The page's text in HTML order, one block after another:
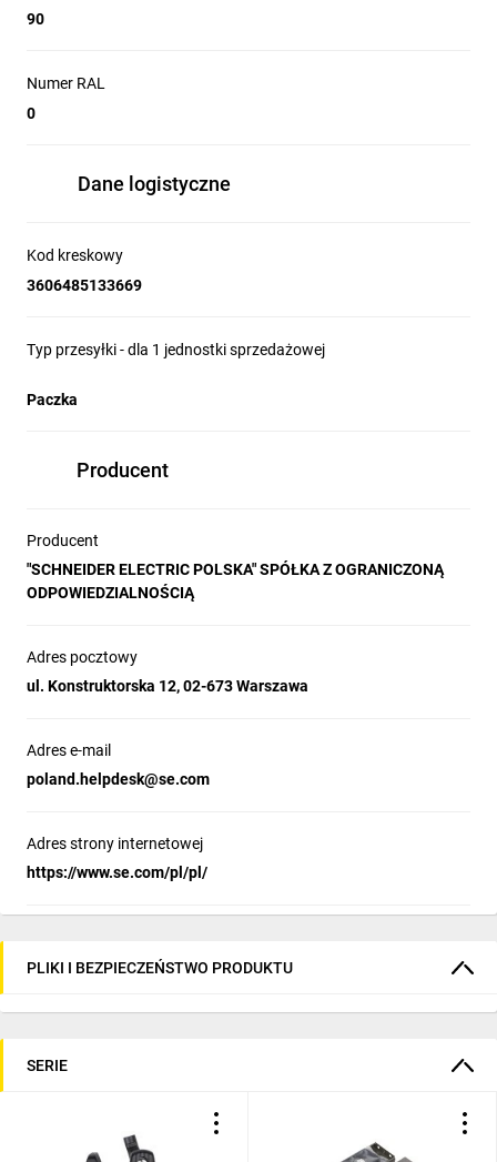
90
Numer RAL
0
Dane logistyczne
Kod kreskowy
3606485133669
Typ przesyłki - dla 1 jednostki sprzedażowej
Paczka
Producent
Producent
"SCHNEIDER ELECTRIC POLSKA" SPÓŁKA Z OGRANICZONĄ
ODPOWIEDZIALNOŚCIĄ
Adres pocztowy
ul. Konstruktorska 12, 02-673 Warszawa
Adres e-mail
poland.helpdesk@se.com
Adres strony internetowej
https://www.se.com/pl/pl/
PLIKI I BEZPIECZEŃSTWO PRODUKTU
SERIE